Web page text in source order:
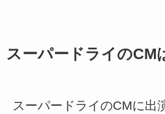
スーパードライのCM
スーパードライのCMに出